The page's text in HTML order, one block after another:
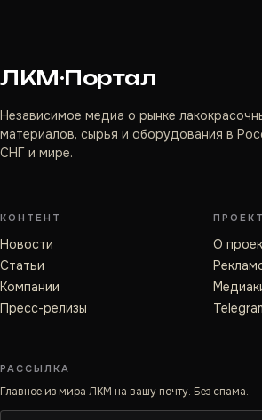
ЛКМ·Портал
Независимое медиа о рынке
материалов, сырья и оборудования в
СНГ и мире.
КОНТЕНТ
Новости
Статьи
Компании
Пресс-релизы
ПРОЕКТ
О
РАССЫЛКА
Главное из мира ЛКМ на вашу почту. Без спама.